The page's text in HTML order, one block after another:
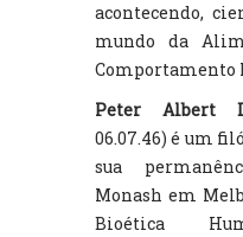
acontecendo,
mundo da
Comportamento
Peter Albert
06.07.46) é um
sua
Monash em
Bioética